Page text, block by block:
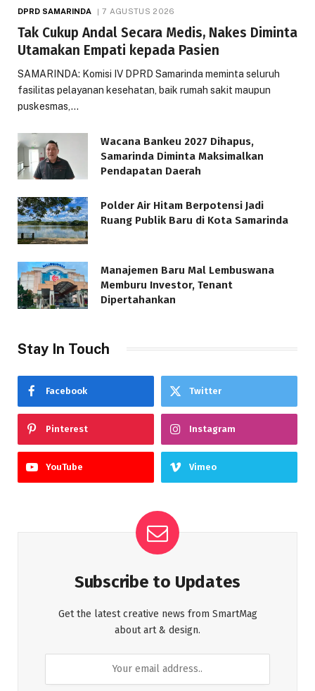
DPRD SAMARINDA 7 AGUSTUS 2026
Tak Cukup Andal Secara Medis, Nakes Diminta
Utamakan Empati kepada Pasien
SAMARINDA: Komisi IV DPRD Samarinda meminta seluruh
fasilitas pelayanan kesehatan, baik rumah sakit maupun
puskesmas,…
Wacana Bankeu 2027 Dihapus,
Samarinda Diminta Maksimalkan
Pendapatan Daerah
Polder Air Hitam Berpotensi Jadi
Ruang Publik Baru di Kota Samarinda
Manajemen Baru Mal Lembuswana
Memburu Investor, Tenant
Dipertahankan
Stay In Touch
Facebook Twitter
Pinterest Instagram
YouTube Vimeo
Subscribe to Updates
Get the latest creative news from SmartMag
about art & design.